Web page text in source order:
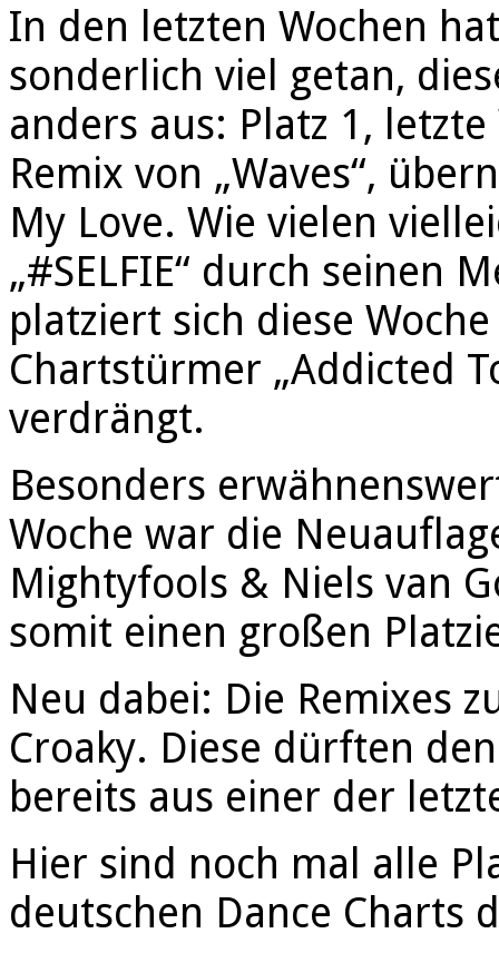
In den letzten Wochen
sonderlich viel getan,
anders aus: Platz 1,
Remix von „Waves“,
My Love. Wie vielen
„#SELFIE“ durch seinen
platziert sich diese
Chartstürmer „Addicted
verdrängt.
Besonders
Woche war die
Mightyfools & Niels van
somit einen großen
Neu dabei: Die Remixes
Croaky. Diese dürften
bereits aus einer der
Hier sind noch mal alle
deutschen Dance Charts